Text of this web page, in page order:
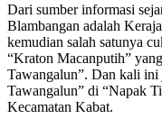
Dari sumber informasi
Blambangan adalah
kemudian salah satunya
“Kraton Macanputih”
Tawangalun”. Dan kali ini
Tawangalun” di “Napak
Kecamatan Kabat.